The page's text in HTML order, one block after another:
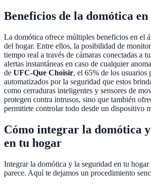
Beneficios de la domótica
La domótica ofrece múltiples beneficios en el
del hogar. Entre ellos, la posibilidad de
tiempo real a través de cámaras conectadas a
alertas instantáneas en caso de cualquier
de UFC-Que Choisir, el 65% de los usuarios
automatizados por la seguridad que estos
como cerraduras inteligentes y sensores de
protegen contra intrusos, sino que también
permitirte controlar todo desde un dispositivo
Cómo integrar la domótica
en tu hogar
Integrar la domótica y la seguridad en tu
parece. Aquí te dejamos un procedimiento